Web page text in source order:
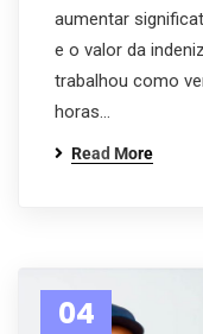
aumentar
e o valor da
trabalhou como
horas…
Read More
04